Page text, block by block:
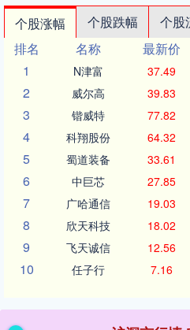
个股涨幅 个股跌幅 个股
排名
名称 最新价
1
N津富 37.49
2 威尔高 39.83
3 锴威特 77.82
4 科翔股份 64.32
5 蜀道装备 33.61
6 中巨芯 27.85
7 广哈通信 19.03
8 欣天科技 18.02
9 飞天诚信 12.56
10 任子行 7.16